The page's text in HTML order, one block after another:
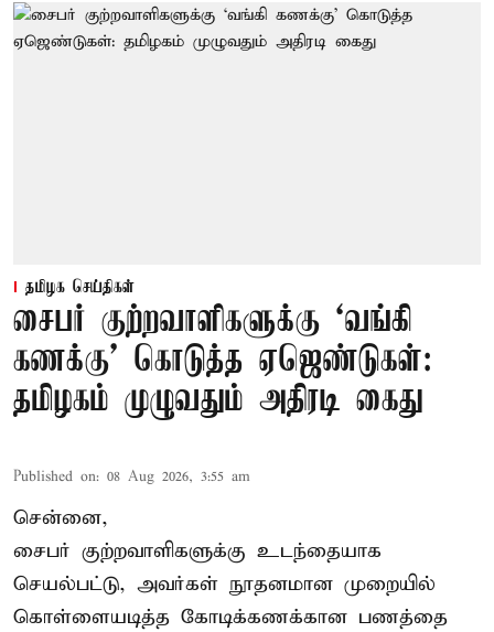
தமிழக செய்திகள்
சைபர் குற்றவாளிகளுக்கு ‘வங்கி
கணக்கு’ கொடுத்த ஏஜெண்டுகள்:
தமிழகம் முழுவதும் அதிரடி கைது
Published on: 08 Aug 2026, 3:55 am
சென்னை,
சைபர் குற்றவாளிகளுக்கு உடந்தையாக
செயல்பட்டு, அவர்கள் நூதனமான முறையில்
கொள்ளையடித்த கோடிக்கணக்கான பணத்தை